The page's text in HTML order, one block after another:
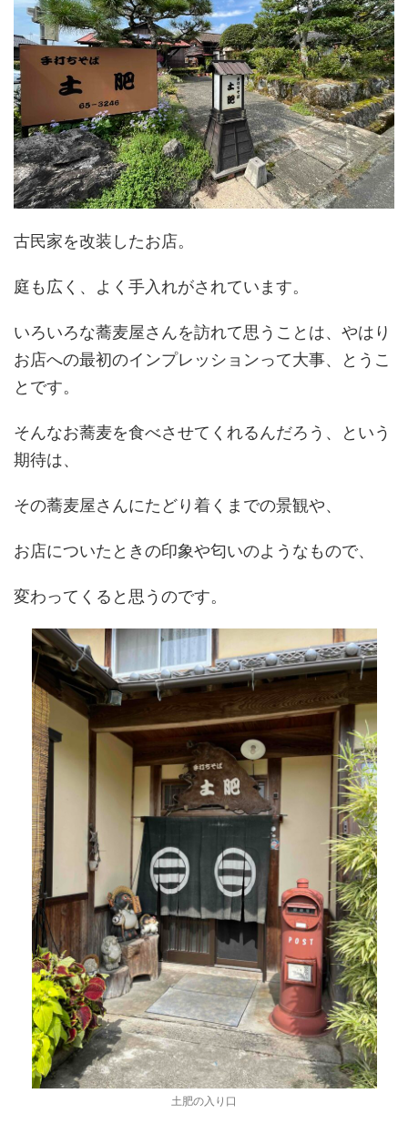
古民家を改装したお店。
庭も広く、よく手入れがされています。
いろいろな蕎麦屋さんを訪れて思うことは、やはり
お店への最初のインプレッションって大事、とうこ
とです。
そんなお蕎麦を食べさせてくれるんだろう、という
期待は、
その蕎麦屋さんにたどり着くまでの景観や、
お店についたときの印象や匂いのようなもので、
変わってくると思うのです。
土肥の入り口